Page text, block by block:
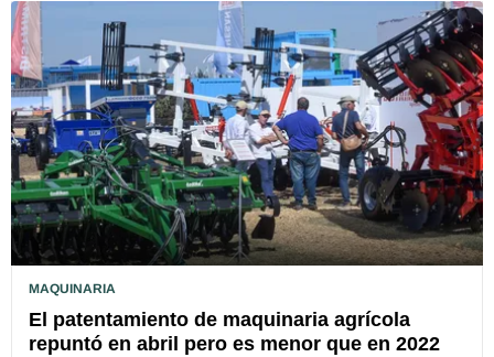
MAQUINARIA
El patentamiento de maquinaria agrícola
repuntó en abril pero es menor que en 2022